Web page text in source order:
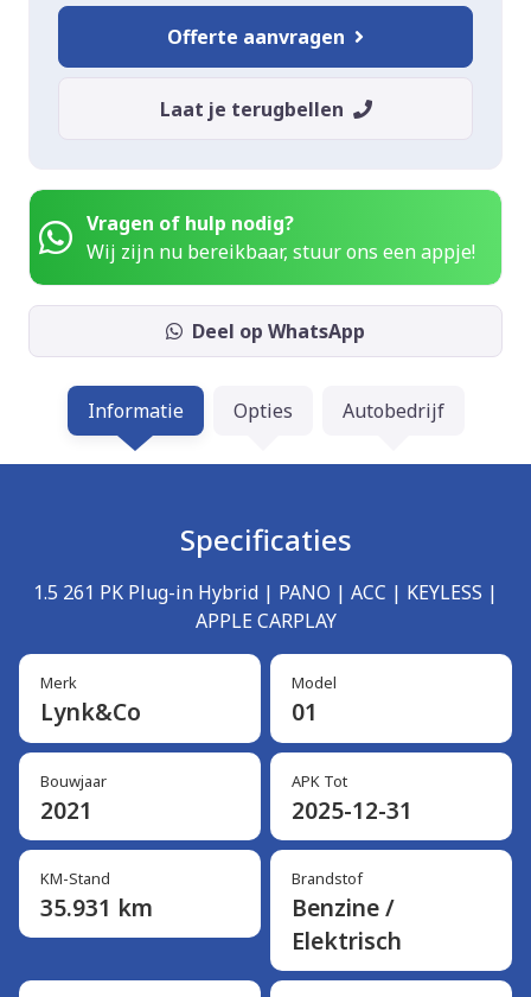
Offerte aanvragen
Laat je terugbellen
Vragen of hulp nodig?
Wij zijn nu bereikbaar, stuur ons een appje!
Deel op WhatsApp
Informatie Opties Autobedrijf
Specificaties
1.5 261 PK Plug-in Hybrid | PANO | ACC | KEYLESS |
APPLE CARPLAY
Merk
Lynk&Co
Model
01
Bouwjaar
2021
APK Tot
2025-12-31
KM-Stand
35.931 km
Brandstof
Benzine /
Elektrisch